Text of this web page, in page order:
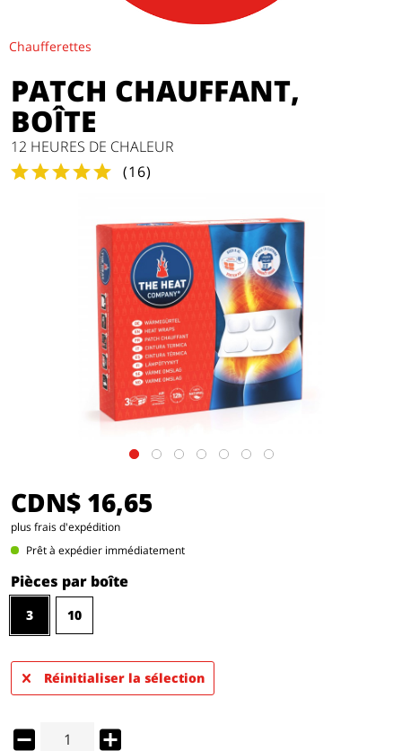
Chaufferettes
PATCH CHAUFFANT,
BOÎTE
12 HEURES DE CHALEUR
(16)
CDN$ 16,65
plus frais d'expédition
Prêt à expédier immédiatement
Pièces par boîte
3 10
Réinitialiser la sélection